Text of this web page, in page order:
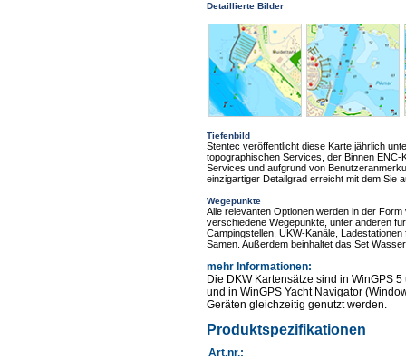
Detaillierte Bilder
Tiefenbild
Stentec veröffentlicht diese Karte jährlich
topographischen Services, der Binnen
Services und aufgrund von
einzigartiger Detailgrad erreicht mit dem Sie
Wegepunkte
Alle relevanten Optionen werden in der
verschiedene Wegepunkte, unter anderen
Campingstellen, UKW-Kanäle,
Samen. Außerdem beinhaltet das Set
mehr Informationen:
Die DKW Kartensätze sind in WinGPS
und in WinGPS Yacht Navigator
Geräten gleichzeitig genutzt werden.
Produktspezifikationen
Art.nr.: